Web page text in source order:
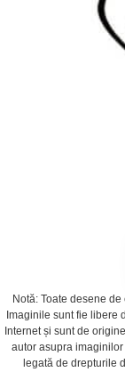
Notă: Toate desene
Imaginile sunt fie libere
Internet și sunt de
autor asupra
legată de drepturile